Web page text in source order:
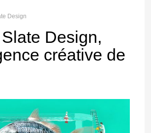
Design
Design,
créative de